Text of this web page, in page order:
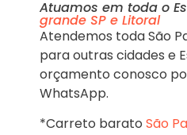
Atuamos em toda o
grande SP e Litoral
Atendemos toda São
para outras cidades e
orçamento conosco
WhatsApp.
*Carreto barato São